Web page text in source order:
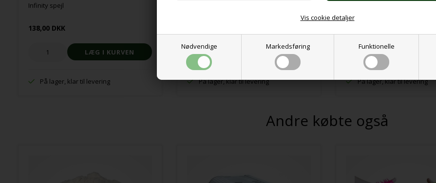
Nødvendige Markedsføring Funktionelle
Vis cookie detaljer
Infinity spejl
138,00 DKK
På lager, klar til levering På lager, klar til levering På lager, klar til levering
Andre købte også